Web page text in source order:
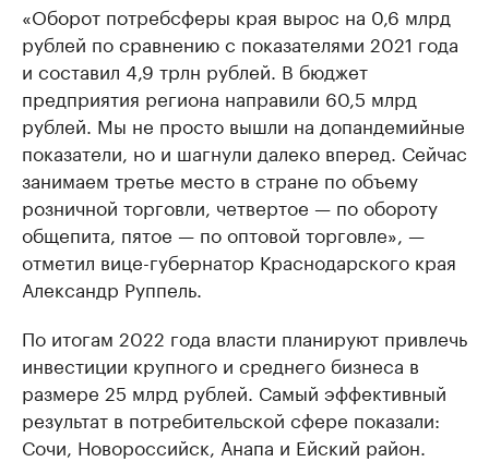
«Оборот потребсферы края вырос на 0,6 млрд
рублей по сравнению с показателями 2021 года
и составил 4,9 трлн рублей. В бюджет
предприятия региона направили 60,5 млрд
рублей. Мы не просто вышли на допандемийные
показатели, но и шагнули далеко вперед. Сейчас
занимаем третье место в стране по объему
розничной торговли, четвертое — по обороту
общепита, пятое — по оптовой торговле», —
отметил вице-губернатор Краснодарского края
Александр Руппель.
По итогам 2022 года власти планируют привлечь
инвестиции крупного и среднего бизнеса в
размере 25 млрд рублей. Самый эффективный
результат в потребительской сфере показали:
Сочи, Новороссийск, Анапа и Ейский район.